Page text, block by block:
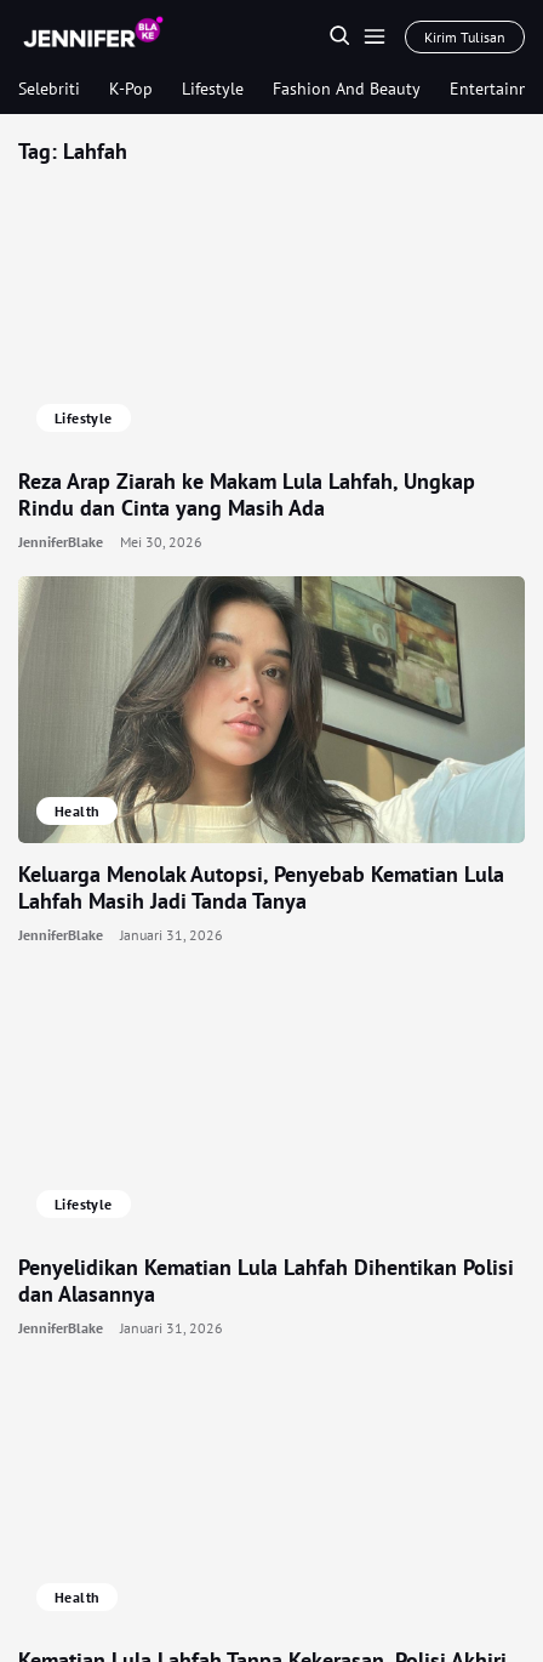
Kirim Tulisan
Selebriti K-Pop Lifestyle Fashion And Beauty
Tag: Lahfah
Lifestyle
Reza Arap Ziarah ke Makam Lula Lahfah, Ungkap
Rindu dan Cinta yang Masih Ada
JenniferBlake Mei 30, 2026
Health
Keluarga Menolak Autopsi, Penyebab Kematian Lula
Lahfah Masih Jadi Tanda Tanya
JenniferBlake Januari 31, 2026
Lifestyle
Penyelidikan Kematian Lula Lahfah Dihentikan Polisi
dan Alasannya
JenniferBlake Januari 31, 2026
Health